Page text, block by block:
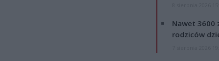
Nawet 3600
rodziców